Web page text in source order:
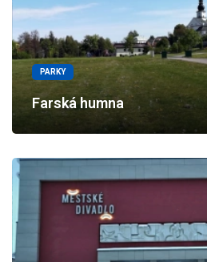
PARKY
Farská humna